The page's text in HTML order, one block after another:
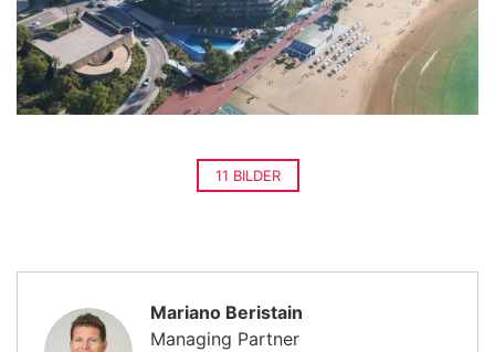
11 BILDER
Mariano Beristain
Managing Partner